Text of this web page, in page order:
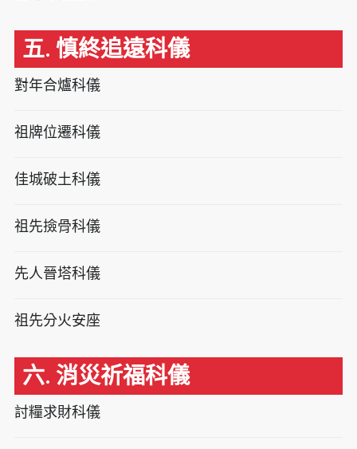
五. 慎終追遠科儀
對年合爐科儀
祖牌位遷科儀
佳城破土科儀
祖先撿骨科儀
先人晉塔科儀
祖先分火安座
六. 消災祈福科儀
討糧求財科儀